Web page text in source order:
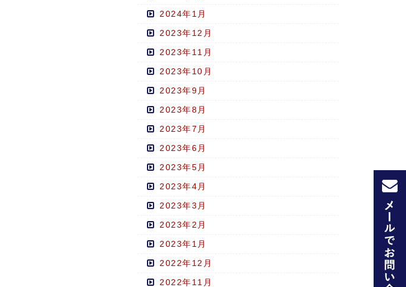
2024年1月
2023年12月
2023年11月
2023年10月
2023年9月
2023年8月
2023年7月
2023年6月
2023年5月
2023年4月
2023年3月
2023年2月
2023年1月
2022年12月
2022年11月